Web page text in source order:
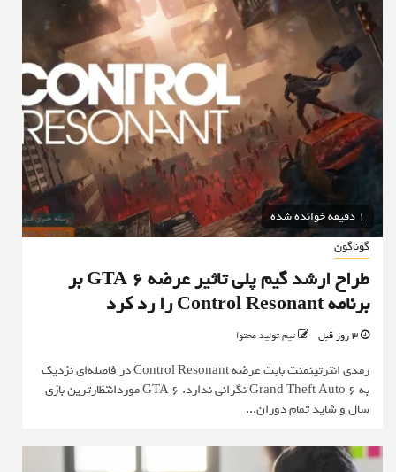
1 دقیقه خوانده شده
گوناگون
طراح ارشد گیم پلی تاثیر عرضه GTA 6 بر
برنامه Control Resonant را رد کرد
تیم تولید محتوا
رمدی انترتینمنت بابت عرضه Control Resonant در فاصله‌ای نزدیک
به Grand Theft Auto 6 نگرانی ندارد. GTA 6 موردانتظارترین بازی
سال و شاید تمام دوران...